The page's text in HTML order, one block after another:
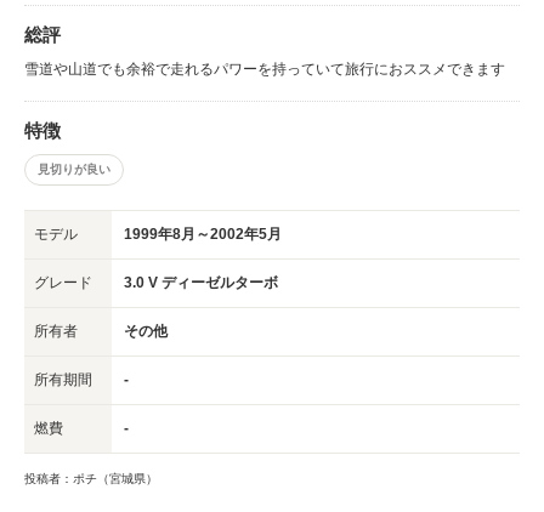
総評
雪道や山道でも余裕で走れるパワーを持っていて旅行におススメできます
特徴
見切りが良い
モデル 1999年8月～2002年5月
グレード 3.0 V ディーゼルターボ
所有者 その他
所有期間 -
燃費 -
投稿者：ポチ（宮城県）